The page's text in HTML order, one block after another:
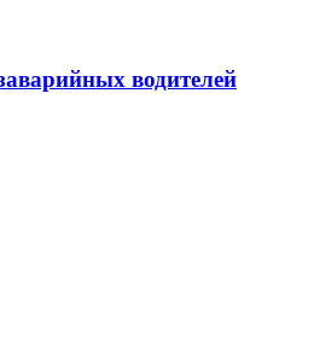
водителей